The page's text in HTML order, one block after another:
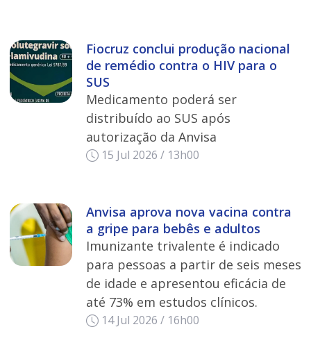
Fiocruz conclui produção nacional
de remédio contra o HIV para o
SUS
Medicamento poderá ser
distribuído ao SUS após
autorização da Anvisa
15 Jul 2026 / 13h00
Anvisa aprova nova vacina contra
a gripe para bebês e adultos
Imunizante trivalente é indicado
para pessoas a partir de seis meses
de idade e apresentou eficácia de
até 73% em estudos clínicos.
14 Jul 2026 / 16h00